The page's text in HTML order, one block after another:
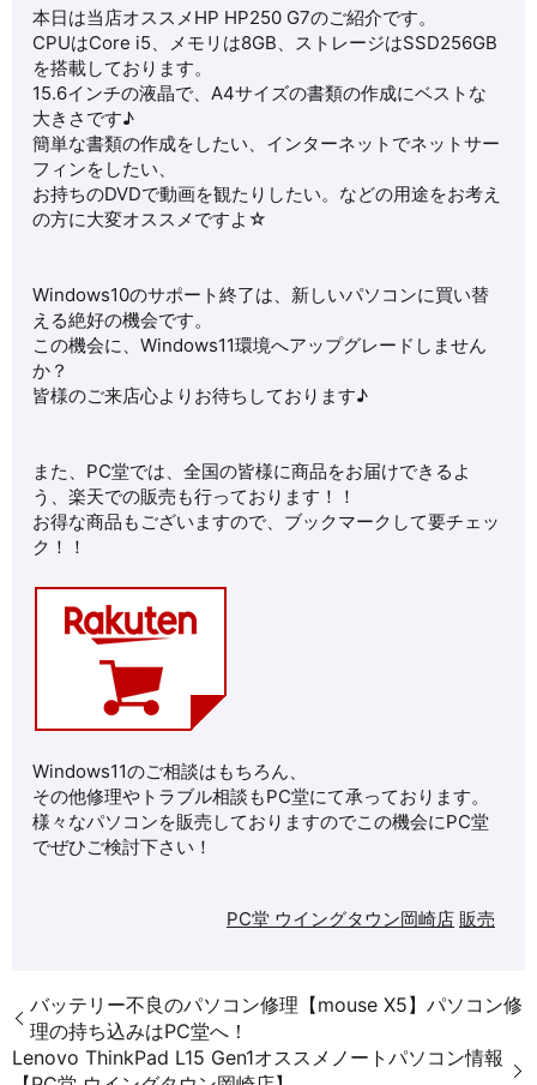
本日は当店オススメHP HP250 G7のご紹介です。
CPUはCore i5、メモリは8GB、ストレージはSSD256GB
を搭載しております。
15.6インチの液晶で、A4サイズの書類の作成にベストな
大きさです♪
簡単な書類の作成をしたい、インターネットでネットサー
フィンをしたい、
お持ちのDVDで動画を観たりしたい。などの用途をお考え
の方に大変オススメですよ☆
Windows10のサポート終了は、新しいパソコンに買い替
える絶好の機会です。
この機会に、Windows11環境へアップグレードしません
か？
皆様のご来店心よりお待ちしております♪
また、PC堂では、全国の皆様に商品をお届けできるよ
う、楽天での販売も行っております！！
お得な商品もございますので、ブックマークして要チェッ
ク！！
Windows11のご相談はもちろん、
その他修理や トラブル相談もPC堂にて承っております。
様々なパソコンを販売しておりますのでこの機会にPC堂
でぜひご検討下さい！
PC堂 ウイングタウン岡崎店 販売
バッテリー不良のパソコン修理【mouse X5】パソコン修
理の持ち込みはPC堂へ！
Lenovo ThinkPad L15 Gen1オススメノートパソコン情報